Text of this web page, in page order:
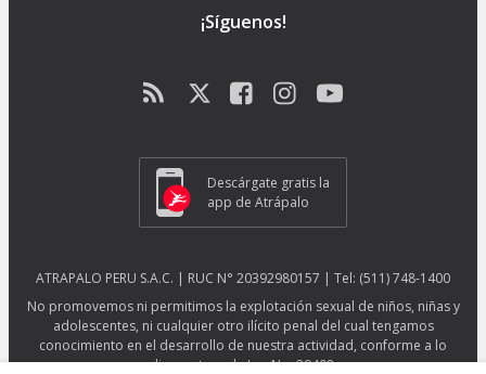
¡Síguenos!
Descárgate gratis la
app de Atrápalo
ATRAPALO PERU S.A.C. | RUC N° 20392980157 | Tel: (511) 748-1400
No promovemos ni permitimos la explotación sexual de niños, niñas y
adolescentes, ni cualquier otro ilícito penal del cual tengamos
conocimiento en el desarrollo de nuestra actividad, conforme a lo
dispuesto en la Ley No. 29408.